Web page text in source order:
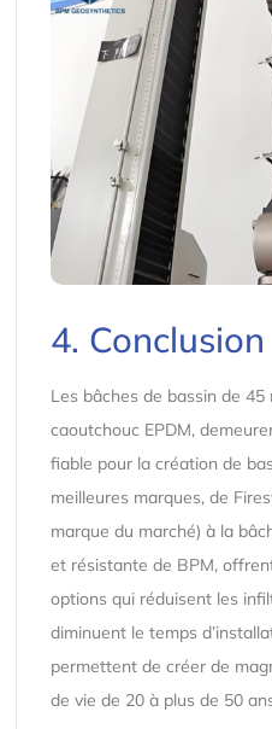
4. Conclusion
Les bâches de bassin de
caoutchouc EPDM,
fiable pour la création de
meilleures marques, de
marque du marché) à la
et résistante de BPM,
options qui réduisent les
diminuent le temps
permettent de créer de
de vie de 20 à plus de 50